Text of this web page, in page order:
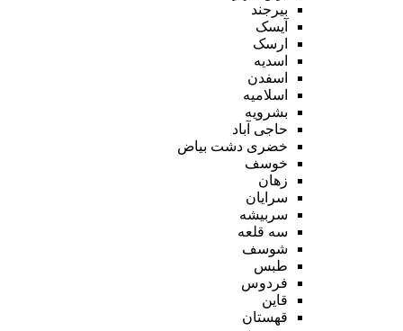
بیرجند
آیسک
ارسک
اسدیه
اسفدن
اسلامیه
بشرویه
حاجی آباد
خضری دشت بیاض
خوسف
زهان
سرایان
سربیشه
سه قلعه
شوسف
طبس
فردوس
قاین
قهستان